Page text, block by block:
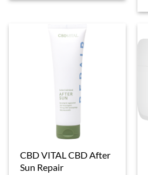
CBD VITAL CBD After
Sun Repair